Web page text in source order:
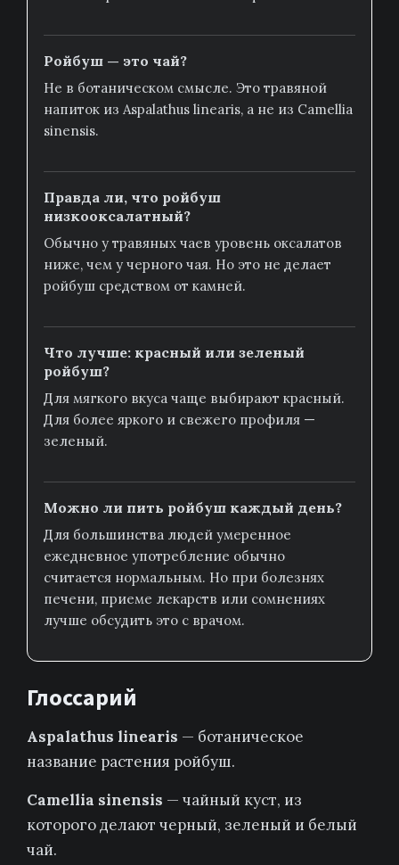
Ройбуш — это чай?
Не в ботаническом смысле. Это травяной
напиток из Aspalathus linearis, а не из Camellia
sinensis.
Правда ли, что ройбуш
низкооксалатный?
Обычно у травяных чаев уровень оксалатов
ниже, чем у черного чая. Но это не делает
ройбуш средством от камней.
Что лучше: красный или зеленый
ройбуш?
Для мягкого вкуса чаще выбирают красный.
Для более яркого и свежего профиля —
зеленый.
Можно ли пить ройбуш каждый день?
Для большинства людей умеренное
ежедневное употребление обычно
считается нормальным. Но при болезнях
печени, приеме лекарств или сомнениях
лучше обсудить это с врачом.
Глоссарий
Aspalathus linearis — ботаническое
название растения ройбуш.
Camellia sinensis — чайный куст, из
которого делают черный, зеленый и белый
чай.